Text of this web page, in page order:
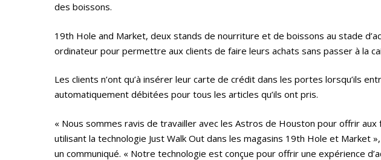
des boissons.
19th Hole and Market, deux stands de nourriture et de boissons au stade
ordinateur pour permettre aux clients de faire leurs achats sans passer à la
Les clients n’ont qu’à insérer leur carte de crédit dans les portes lorsqu’ils
automatiquement débitées pour tous les articles qu’ils ont pris.
« Nous sommes ravis de travailler avec les Astros de Houston pour offrir
utilisant la technologie Just Walk Out dans les magasins 19th Hole et Market
un communiqué. « Notre technologie est conçue pour offrir une expérience